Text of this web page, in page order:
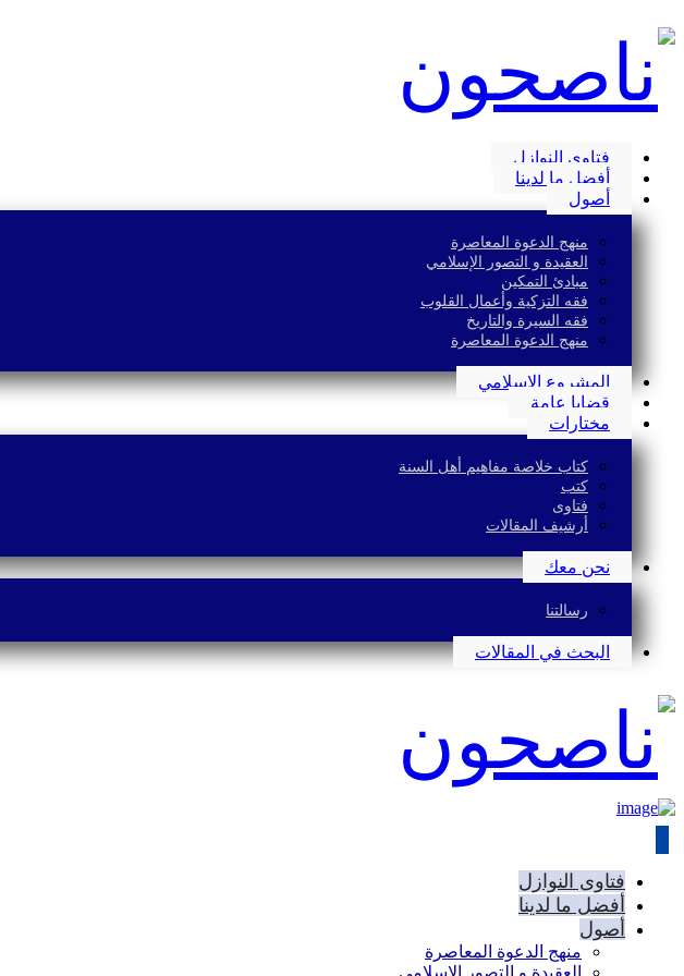
فتاوى النوازل
أفضل ما لدينا
أصول
منهج الدعوة المعاصرة
العقيدة و التصور الإسلامي
مبادئ التمكين
فقه التزكية وأعمال القلوب
فقه السيرة والتاريخ
منهج الدعوة المعاصرة
المشروع الإسلامي
قضايا عامة
مختارات
كتاب خلاصة مفاهيم أهل السنة
كتب
فتاوى
أرشيف المقالات
نحن معك
رسالتنا
البحث في المقالات
فتاوى النوازل
أفضل ما لدينا
أصول
منهج الدعوة المعاصرة
العقيدة و التصور الإسلامي